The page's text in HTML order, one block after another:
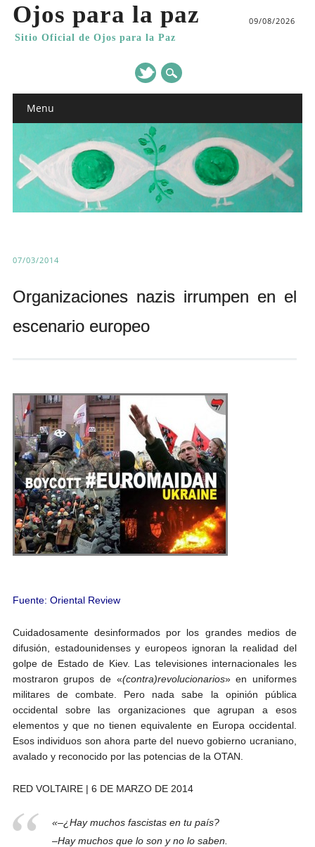
Ojos para la paz
Sitio Oficial de Ojos para la Paz
09/08/2026
Main menu
Menu
07/03/2014
Organizaciones nazis irrumpen en el
escenario europeo
Fuente: Oriental Review
Cuidadosamente desinformados por los grandes medios de
difusión, estadounidenses y europeos ignoran la realidad del
golpe de Estado de Kiev. Las televisiones internacionales les
mostraron grupos de «(contra)revolucionarios» en uniformes
militares de combate. Pero nada sabe la opinión pública
occidental sobre las organizaciones que agrupan a esos
elementos y que no tienen equivalente en Europa occidental.
Esos individuos son ahora parte del nuevo gobierno ucraniano,
avalado y reconocido por las potencias de la OTAN.
RED VOLTAIRE | 6 DE MARZO DE 2014
«–¿Hay muchos fascistas en tu país?
–Hay muchos que lo son y no lo saben.